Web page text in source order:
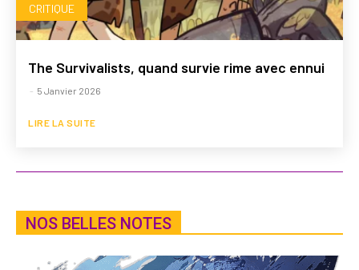
CRITIQUE
The Survivalists, quand survie rime avec ennui
- 5 Janvier 2026
LIRE LA SUITE
NOS BELLES NOTES